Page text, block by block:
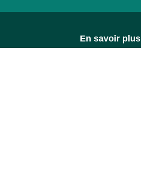
En savoir plus